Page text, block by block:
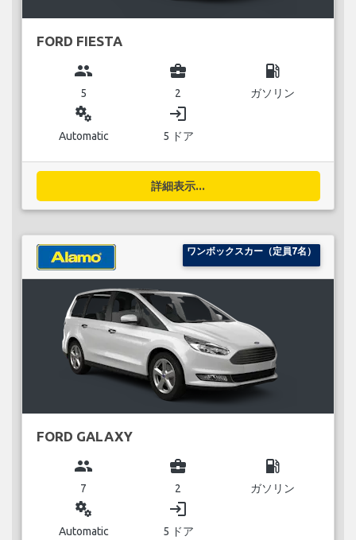
FORD FIESTA
group
5
business_center
2
local_gas_station
ガソリン
miscellaneous_services
Automatic
login
5 ドア
詳細表示...
ワンボックスカー（定員7名）
FORD GALAXY
group
7
business_center
2
local_gas_station
ガソリン
miscellaneous_services
Automatic
login
5 ドア